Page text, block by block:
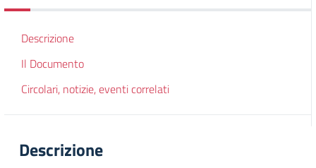
Descrizione
Il Documento
Circolari, notizie, eventi correlati
Descrizione